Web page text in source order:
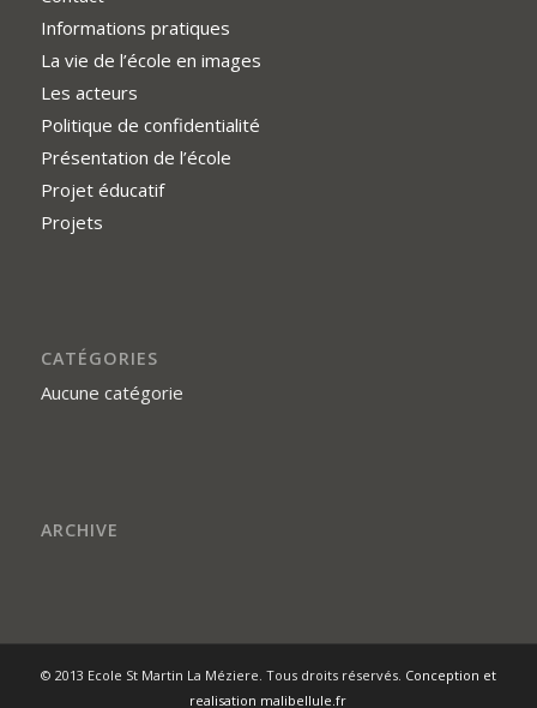
Informations pratiques
La vie de l’école en images
Les acteurs
Politique de confidentialité
Présentation de l’école
Projet éducatif
Projets
CATÉGORIES
Aucune catégorie
ARCHIVE
© 2013 Ecole St Martin La Méziere. Tous droits réservés. Conception et
realisation malibellule.fr